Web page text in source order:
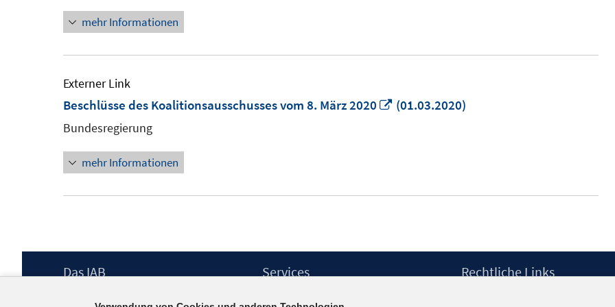
öffnen
mehr Informationen
Externer Link
Beschlüsse des Koalitionsausschusses vom 8. März 2020
In
(01.03.2020)
Bundesregierung
mehr Informationen
Footer
Das IAB Services Rechtliche Links